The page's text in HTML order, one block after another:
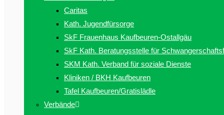
Caritas
Kath. Jugendfürsorge
SkF Frauenhaus Kaufbeuren-Ostallgäu
SkF Kath. Beratungsstelle für
SKM Kath. Verband für soziale Dienste
Kliniken / BKH Kaufbeuren
Tafel Kaufbeuren/Gratislädle
Verbände